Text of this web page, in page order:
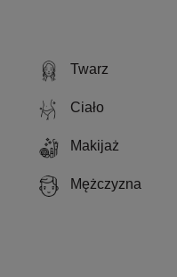
Twarz
Ciało
Makijaż
Mężczyzna